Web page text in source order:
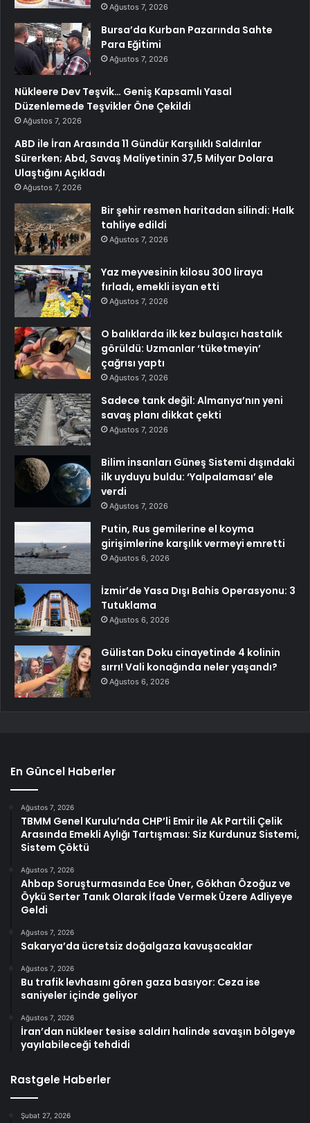
Ağustos 7, 2026
Bursa’da Kurban Pazarında Sahte
Para Eğitimi
Ağustos 7, 2026
Nükleere Dev Teşvik… Geniş Kapsamlı Yasal
Düzenlemede Teşvikler Öne Çekildi
Ağustos 7, 2026
ABD ile İran Arasında 11 Gündür Karşılıklı Saldırılar
Sürerken; Abd, Savaş Maliyetinin 37,5 Milyar Dolara
Ulaştığını Açıkladı
Ağustos 7, 2026
Bir şehir resmen haritadan silindi: Halk
tahliye edildi
Ağustos 7, 2026
Yaz meyvesinin kilosu 300 liraya
fırladı, emekli isyan etti
Ağustos 7, 2026
O balıklarda ilk kez bulaşıcı hastalık
görüldü: Uzmanlar ‘tüketmeyin’
çağrısı yaptı
Ağustos 7, 2026
Sadece tank değil: Almanya’nın yeni
savaş planı dikkat çekti
Ağustos 7, 2026
Bilim insanları Güneş Sistemi dışındaki
ilk uyduyu buldu: ‘Yalpalaması’ ele
verdi
Ağustos 7, 2026
Putin, Rus gemilerine el koyma
girişimlerine karşılık vermeyi emretti
Ağustos 6, 2026
İzmir’de Yasa Dışı Bahis Operasyonu: 3
Tutuklama
Ağustos 6, 2026
Gülistan Doku cinayetinde 4 kolinin
sırrı! Vali konağında neler yaşandı?
Ağustos 6, 2026
En Güncel Haberler
Ağustos 7, 2026
TBMM Genel Kurulu’nda CHP’li Emir ile Ak Partili Çelik
Arasında Emekli Aylığı Tartışması: Siz Kurdunuz Sistemi,
Sistem Çöktü
Ağustos 7, 2026
Ahbap Soruşturmasında Ece Üner, Gökhan Özoğuz ve
Öykü Serter Tanık Olarak İfade Vermek Üzere Adliyeye
Geldi
Ağustos 7, 2026
Sakarya’da ücretsiz doğalgaza kavuşacaklar
Ağustos 7, 2026
Bu trafik levhasını gören gaza basıyor: Ceza ise
saniyeler içinde geliyor
Ağustos 7, 2026
İran’dan nükleer tesise saldırı halinde savaşın bölgeye
yayılabileceği tehdidi
Rastgele Haberler
Şubat 27, 2026